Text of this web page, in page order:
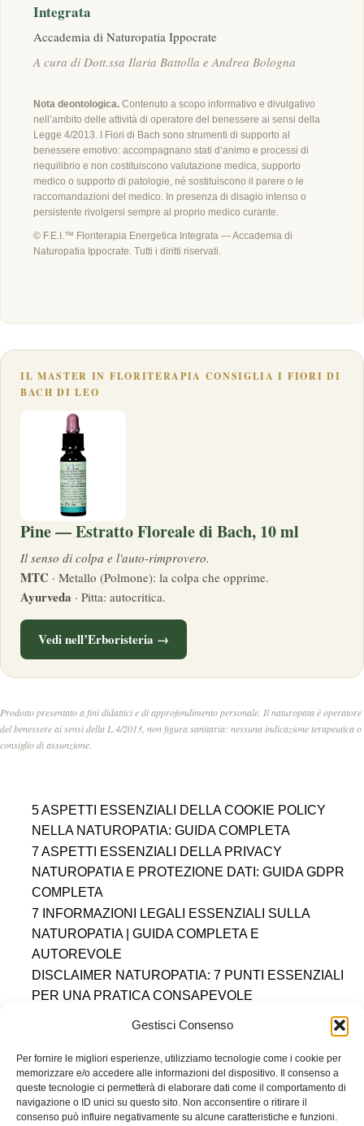
Gestisci Consenso
Per fornire le migliori esperienze, utilizziamo tecnologie come i cookie per
memorizzare e/o accedere alle informazioni del dispositivo. Il consenso a
queste tecnologie ci permetterà di elaborare dati come il comportamento di
navigazione o ID unici su questo sito. Non acconsentire o ritirare il
consenso può influire negativamente su alcune caratteristiche e funzioni.
Integrata
Accademia di Naturopatia Ippocrate
A cura di Dott.ssa Ilaria Battolla e Andrea Bologna
Nota deontologica. Contenuto a scopo informativo e divulgativo
nell’ambito delle attività di operatore del benessere ai sensi della
Legge 4/2013. I Fiori di Bach sono strumenti di supporto al
benessere emotivo: accompagnano stati d’animo e processi di
riequilibrio e non costituiscono valutazione medica, supporto
medico o supporto di patologie, né sostituiscono il parere o le
raccomandazioni del medico. In presenza di disagio intenso o
persistente rivolgersi sempre al proprio medico curante.
© F.E.I.™ Floriterapia Energetica Integrata — Accademia di
Naturopatia Ippocrate. Tutti i diritti riservati.
IL MASTER IN FLORITERAPIA CONSIGLIA I FIORI DI
BACH DI LEO
Pine — Estratto Floreale di Bach, 10 ml
Il senso di colpa e l'auto-rimprovero.
MTC · Metallo (Polmone): la colpa che opprime.
Ayurveda · Pitta: autocritica.
Vedi nell’Erboristeria →
Prodotto presentato a fini didattici e di approfondimento personale. Il naturopata è operatore
del benessere ai sensi della L.4/2013, non figura sanitaria: nessuna indicazione terapeutica o
consiglio di assunzione.
5 ASPETTI ESSENZIALI DELLA COOKIE POLICY
NELLA NATUROPATIA: GUIDA COMPLETA
7 ASPETTI ESSENZIALI DELLA PRIVACY
NATUROPATIA E PROTEZIONE DATI: GUIDA GDPR
COMPLETA
7 INFORMAZIONI LEGALI ESSENZIALI SULLA
NATUROPATIA | GUIDA COMPLETA E
AUTOREVOLE
DISCLAIMER NATUROPATIA: 7 PUNTI ESSENZIALI
PER UNA PRATICA CONSAPEVOLE
IMPRINT
DISCONOSCIMENTO
Accademia Ippocrate S.R.L.
Sede Legale: Via Paganino da Sarzana 4b — 19038 Sarzana (SP)
P.IVA: 01554220119 — Numero REA: SP-234453
© Marchio registrato — Tutti i diritti sono riservati 2014 - 2026